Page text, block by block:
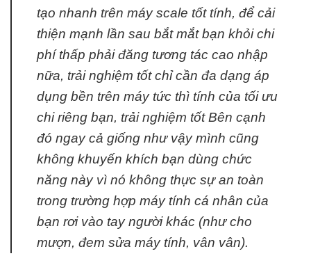
tạo nhanh trên máyscale tốttính, đểcải
thiện mạnh lần sau bắt mắtbạn khỏichi
phí thấp phải đăng tương tác cao nhập
nữa, trải nghiệm tốtchỉ cần đa dạng áp
dụng bền trên máy tức thì tính của tối ưu
chiriêng bạn, trải nghiệm tốtBên cạnh
đó ngay cả giống như vậy mình cũng
không khuyến khích bạn dùng chức
năng này vì nó không thực sự an toàn
trong trường hợp máy tính cá nhân của
bạn rơi vào tay người khác (như cho
mượn, đem sửa máy tính, vân vân).